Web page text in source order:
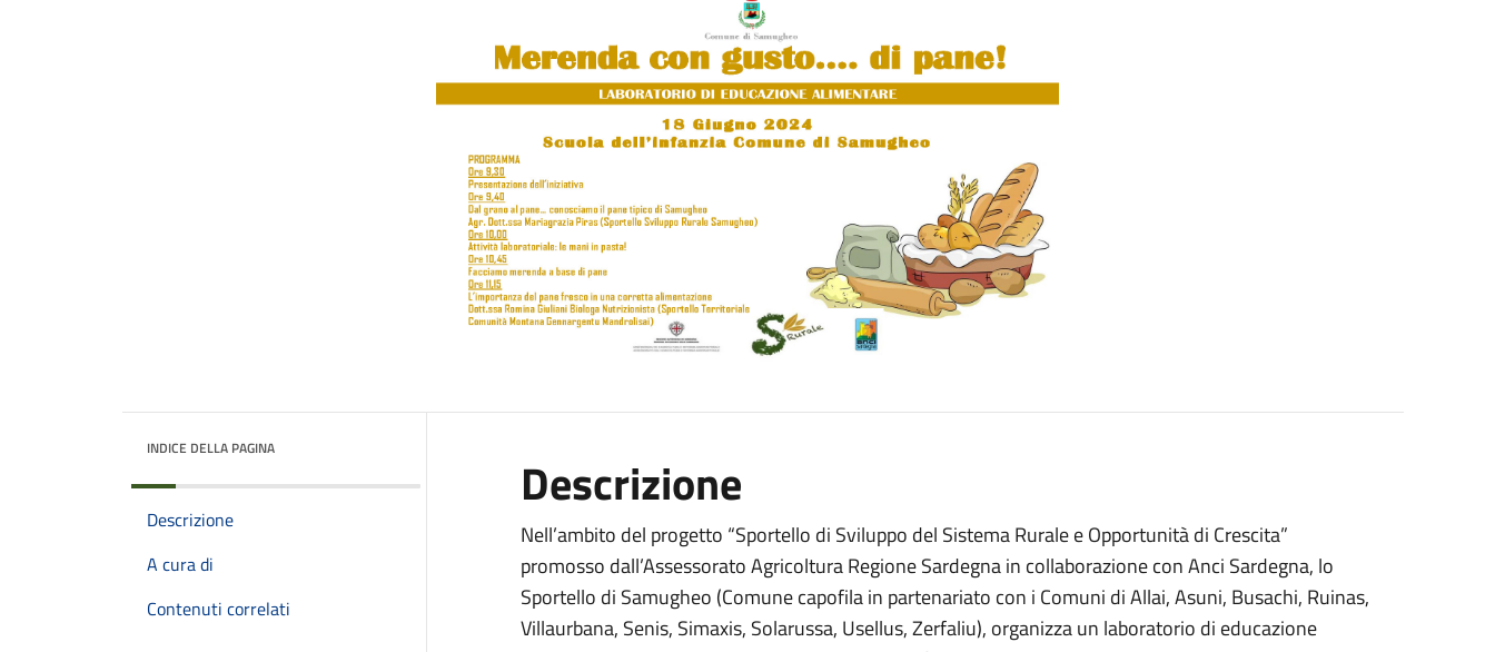
INDICE DELLA PAGINA
Descrizione
A cura di
Contenuti correlati
Descrizione
Nell’ambito del progetto “Sportello di Sviluppo del Sistema Rurale e Opportunità di Crescita”
promosso dall’Assessorato Agricoltura Regione Sardegna in collaborazione con Anci Sardegna, lo
Sportello di Samugheo (Comune capofila in partenariato con i Comuni di Allai, Asuni, Busachi, Ruinas,
Villaurbana, Senis, Simaxis, Solarussa, Usellus, Zerfaliu), organizza un laboratorio di educazione